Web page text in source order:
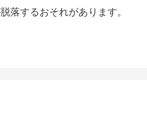
するおそれがあります。